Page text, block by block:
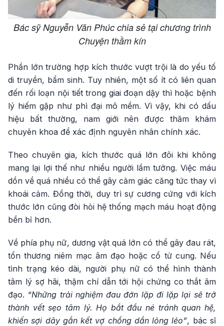
Bác sỹ Nguyễn Văn Phúc chia sẻ tại chương trình
Chuyện thầm kín
Phần lớn trường hợp kích thước vượt trội là do yếu tố
di truyền, bẩm sinh. Tuy nhiên, một số ít có liên quan
đến rối loạn nội tiết trong giai đoạn dậy thì hoặc bệnh
lý hiếm gặp như phì đại mô mềm. Vì vậy, khi có dấu
hiệu bất thường, nam giới nên được thăm khám
chuyên khoa để xác định nguyên nhân chính xác.
Theo chuyên gia, kích thước quá lớn đôi khi không
mang lại lợi thế như nhiều người lầm tưởng. Việc máu
dồn về quá nhiều có thể gây cảm giác căng tức thay vì
khoái cảm. Đồng thời, duy trì sự cương cứng với kích
thước lớn cũng đòi hỏi hệ thống mạch máu hoạt động
bền bỉ hơn.
Về phía phụ nữ, dương vật quá lớn có thể gây đau rát,
tổn thương niêm mạc âm đạo hoặc cổ tử cung. Nếu
tình trạng kéo dài, người phụ nữ có thể hình thành
tâm lý sợ hãi, thậm chí dẫn tới hội chứng co thắt âm
đạo. “Những trải nghiệm đau đớn lặp đi lặp lại sẽ trở
thành vết sẹo tâm lý. Họ bắt đầu né tránh quan hệ,
khiến sợi dây gắn kết vợ chồng dần lỏng lẻo”, bác sĩ